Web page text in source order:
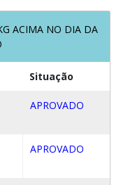
ACIMA NO DIA DA
Situação
APROVADO
APROVADO